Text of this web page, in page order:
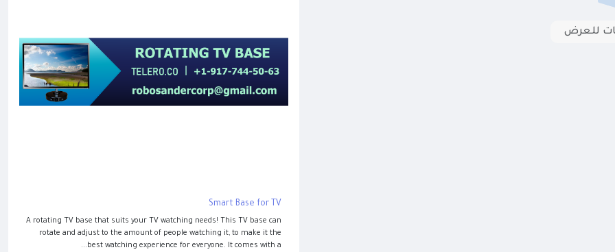
للعرض
Smart Base for TV
A rotating TV base that suits your TV watching needs! This TV base can
rotate and adjust to the amount of people watching it, to make it the
best watching experience for everyone. It comes with a...